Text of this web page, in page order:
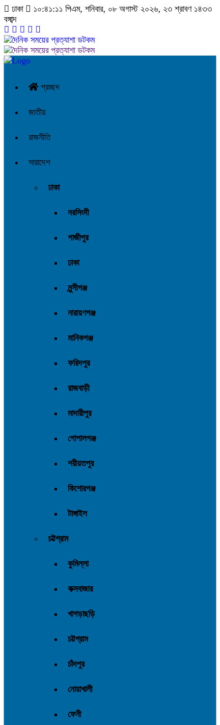
ঢাকা ১০:৪১:১২ পিএম, শনিবার, ০৮ অগাস্ট ২০২৬, ২৩ শ্রাবণ ১৪৩৩
বঙ্গাব্দ
প্রচ্ছদ
জাতীয়
রাজনীতি
সারাদেশ
ঢাকা
নরসিংদী
গাজীপুর
ঢাকা
মুন্সীগঞ্জ
নারায়ণগঞ্জ
মানিকগঞ্জ
ফরিদপুর
রাজবাড়ী
মাদারীপুর
গোপালগঞ্জ
শরীয়তপুর
কিশোরগঞ্জ
টাঙ্গাইল
চট্টগ্রাম
কুমিল্লা
কক্সবাজার
খাগড়াছড়ি
চট্টগ্রাম
চাঁদপুর
নোয়াখালী
ফেনী